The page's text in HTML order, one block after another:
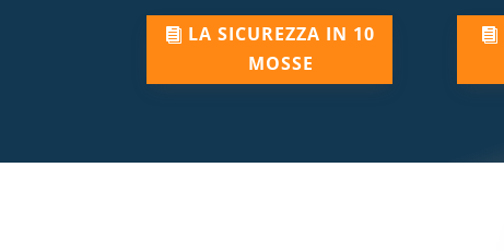
LA SICUREZZA IN 10
MOSSE